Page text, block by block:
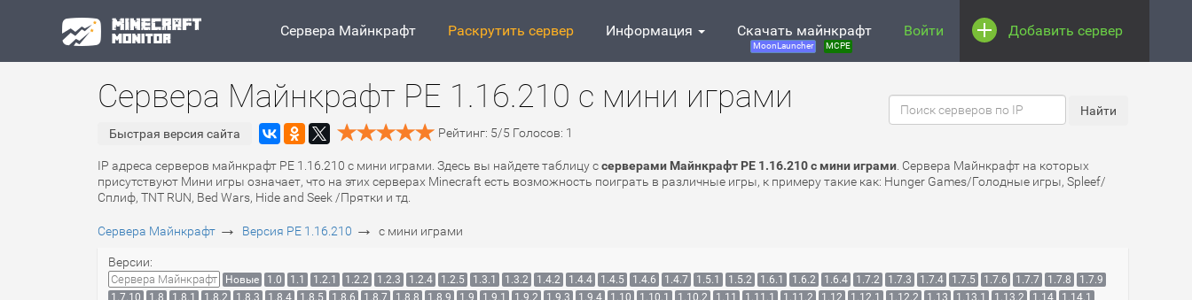
Сервера Майнкрафт Раскрутить сервер Информация Скачать майнкрафт
MoonLauncher MCPE
Войти Добавить сервер
Сервера Майнкрафт PE 1.16.210 с мини играми
Быстрая версия сайта Рейтинг: 5/5 Голосов: 1
IP адреса серверов майнкрафт PE 1.16.210 с мини играми. Здесь вы найдете таблицу ссерверами Майнкрафт PE 1.16.210 с мини играми . Сервера Майнкрафт на которых
присутствуют Мини игры означает, что на этих серверах Minecraft есть возможность поиграть в различные игры, к примеру такие как: Hunger Games/Голодные игры, Spleef/
Сплиф, TNT RUN, Bed Wars, Hide and Seek /Прятки и тд.
Сервера Майнкрафт → Версия PE 1.16.210 → с мини играми
Версии:
Сервера Майнкрафт Новые 1.0 1.1 1.2.1 1.2.2 1.2.3 1.2.4 1.2.5 1.3.1 1.3.2 1.4.2 1.4.4 1.4.5 1.4.6 1.4.7 1.5.1 1.5.2 1.6.1 1.6.2 1.6.4 1.7.2 1.7.3 1.7.4 1.7.5 1.7.6 1.7.7 1.7.8
1.7.9
1.7.10
1.8 1.8.1 1.8.2 1.8.3 1.8.4 1.8.5 1.8.6 1.8.7 1.8.8 1.8.9 1.9 1.9.1 1.9.2 1.9.3 1.9.4 1.10 1.10.1 1.10.2 1.11 1.11.1 1.11.2 1.12 1.12.1 1.12.2 1.13 1.13.1 1.13.2 1.14
1.14.1